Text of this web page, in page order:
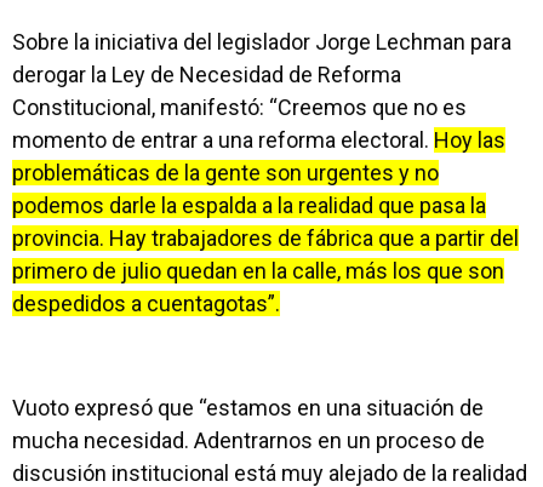
Sobre la iniciativa del legislador Jorge Lechman para
derogar la Ley de Necesidad de Reforma
Constitucional, manifestó: “Creemos que no es
momento de entrar a una reforma electoral. Hoy las
problemáticas de la gente son urgentes y no
podemos darle la espalda a la realidad que pasa la
provincia. Hay trabajadores de fábrica que a partir del
primero de julio quedan en la calle, más los que son
despedidos a cuentagotas”.
Vuoto expresó que “estamos en una situación de
mucha necesidad. Adentrarnos en un proceso de
discusión institucional está muy alejado de la realidad